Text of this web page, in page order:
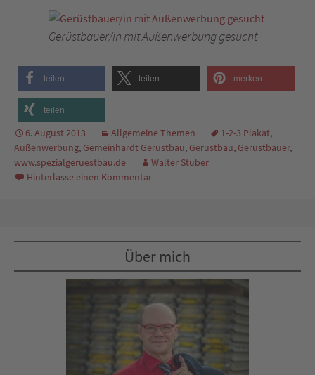
Gerüstbauer/in mit Außenwerbung gesucht
teilen teilen merken
teilen
6. August 2013 Allgemeine Themen 1-2-3 Plakat,
Außenwerbung, Gemeinhardt Gerüstbau, Gerüstbau, Gerüstbauer,
www.spezialgeruestbau.de
Walter Stuber
Hinterlasse einen Kommentar
Über mich